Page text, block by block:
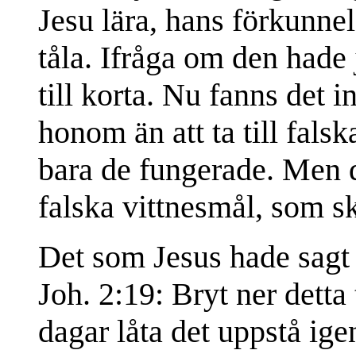
Jesu lära, hans
tåla. Ifråga om den
till korta. Nu fanns det
honom än att ta till
bara de fungerade. Men
falska vittnesmål, som
Det som Jesus hade
Joh. 2:19: Bryt ner
dagar låta det uppstå